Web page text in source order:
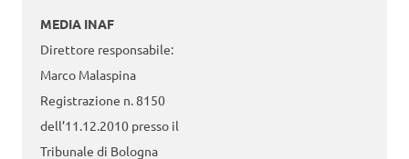
MEDIA INAF
Direttore responsabile:
Marco Malaspina
Registrazione n. 8150
dell’11.12.2010 presso il
Tribunale di Bologna